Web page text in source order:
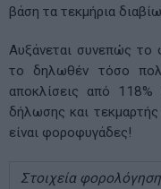
βάση τα τεκμήρια
Αυξάνεται συνεπώς το
το δηλωθέν τόσο
αποκλίσεις από
δήλωσης και
είναι φοροφυγάδες!
Στοιχεία